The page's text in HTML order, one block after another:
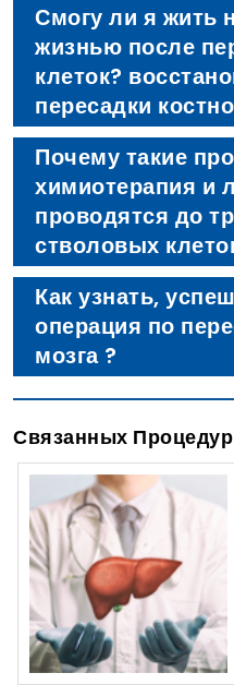
Смогу ли я жить
жизнью после
клеток?
пересадки
Почему такие
химиотерапия и
проводятся до
стволовых
Как узнать,
операция по
мозга ?
Связанных Процедур